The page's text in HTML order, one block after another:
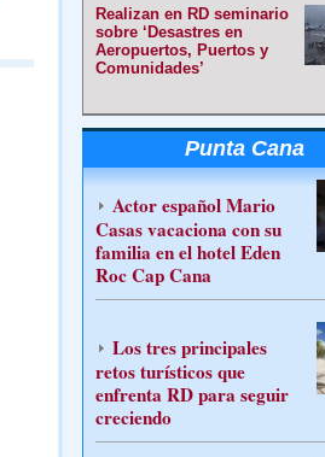
Realizan en RD seminario
sobre ‘Desastres en
Aeropuertos, Puertos y
Comunidades’
Punta Cana
Actor español Mario
Casas vacaciona con su
familia en el hotel Eden
Roc Cap Cana
Los tres principales
retos turísticos que
enfrenta RD para seguir
creciendo